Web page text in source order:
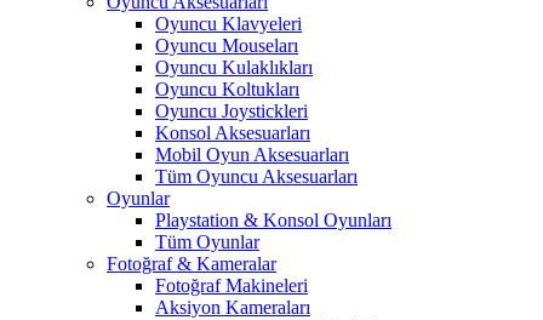
Oyuncu Klavyeleri
Oyuncu Mouseları
Oyuncu Kulaklıkları
Oyuncu Koltukları
Oyuncu Joystickleri
Konsol Aksesuarları
Mobil Oyun Aksesuarları
Tüm Oyuncu Aksesuarları
Oyunlar
Playstation & Konsol Oyunları
Tüm Oyunlar
Fotoğraf & Kameralar
Fotoğraf Makineleri
Aksiyon Kameraları